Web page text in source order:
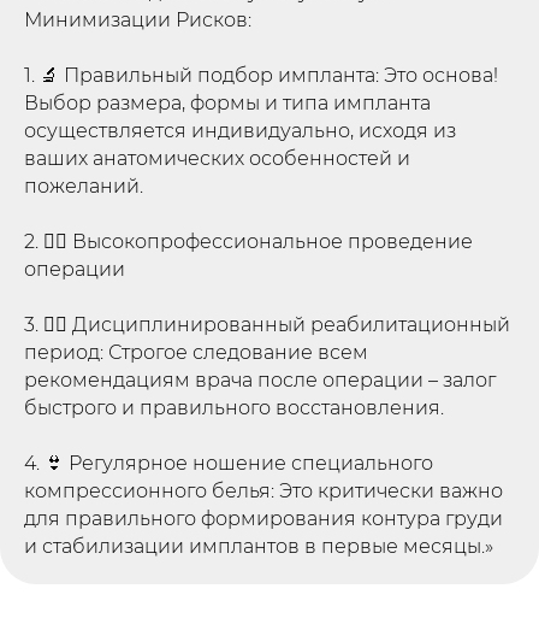
Минимизации Рисков:
1. 🔬 Правильный подбор импланта: Это основа!
Выбор размера, формы и типа импланта
осуществляется индивидуально, исходя из
ваших анатомических особенностей и
пожеланий.
2. 👨‍⚕️ Высокопрофессиональное проведение
операции
3. 🧘‍♀️ Дисциплинированный реабилитационный
период: Строгое следование всем
рекомендациям врача после операции – залог
быстрого и правильного восстановления.
4. 👙 Регулярное ношение специального
компрессионного белья: Это критически важно
для правильного формирования контура груди
и стабилизации имплантов в первые месяцы.»